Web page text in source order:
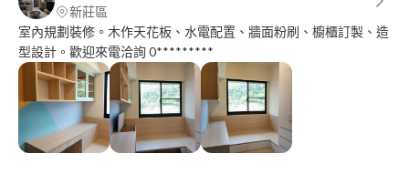
新莊區
室內規劃裝修。木作天花板、水電配置、牆面粉刷、櫥櫃訂製、造
型設計。歡迎來電洽詢 0*********